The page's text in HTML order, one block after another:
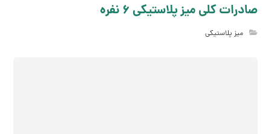
صادرات کلی میز پلاستیکی 6 نفره
میز پلاستیکی